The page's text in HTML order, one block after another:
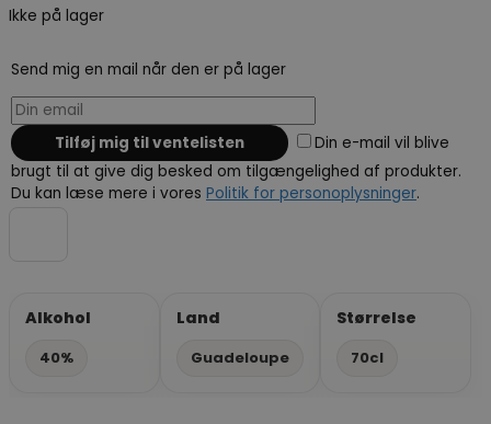
Ikke på lager
Send mig en mail når den er på lager
Din e-mail vil blive
brugt til at give dig besked om tilgængelighed af produkter.
Du kan læse mere i vores Politik for personoplysninger.
Alkohol
40%
Land
Guadeloupe
Størrelse
70cl